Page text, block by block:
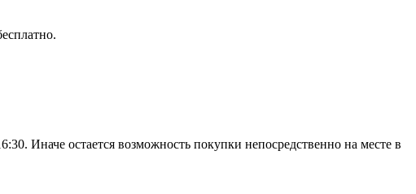
Иначе остается возможность покупки непосредственно на месте в